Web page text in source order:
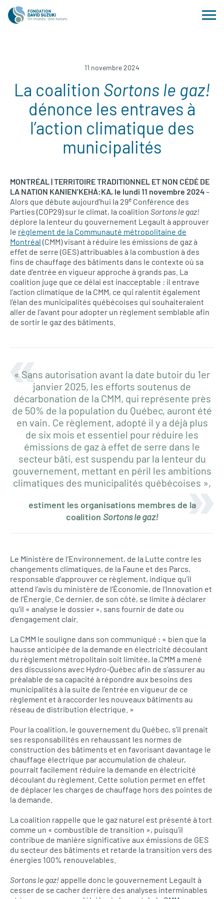
11 novembre 2024
La coalition Sortons le gaz!
dénonce les entraves à
l’action climatique des
municipalités
MONTRÉAL | TERRITOIRE TRADITIONNEL ET NON CÉDÉ DE
LA NATION KANIEN’KEHÁ:KA, le lundi 11 novembre 2024–
Alors que débute aujourd’hui la 29e Conférence des
Parties (COP29) sur le climat, la coalition Sortons le gaz!
déplore la lenteur du gouvernement Legault à approuver
le règlement de la Communauté métropolitaine de
Montréal (CMM) visant à réduire les émissions de gaz à
effet de serre (GES) attribuables à la combustion à des
fins de chauffage des bâtiments dans le contexte où sa
date d’entrée en vigueur approche à grands pas. La
coalition juge que ce délai est inacceptable : il entrave
l’action climatique de la CMM, ce qui ralentit également
l’élan des municipalités québécoises qui souhaiteraient
aller de l’avant pour adopter un règlement semblable afin
de sortir le gaz des bâtiments.
« Sans autorisation avant la date butoir du 1er
janvier 2025, les efforts soutenus de
décarbonation de la CMM, qui représente près
de 50% de la population du Québec, auront été
en vain. Ce règlement, adopté il y a déjà plus
de six mois et essentiel pour réduire les
émissions de gaz à effet de serre dans le
secteur bâti, est suspendu par la lenteur du
gouvernement, mettant en péril les ambitions
climatiques des municipalités québécoises »,
estiment les organisations membres de la
coalition Sortons le gaz!
Le Ministère de l’Environnement, de la Lutte contre les
changements climatiques, de la Faune et des Parcs,
responsable d’approuver ce règlement, indique qu’il
attend l’avis du ministère de l’Économie, de l’Innovation et
de l’Énergie. Ce dernier, de son côté, se limite à déclarer
qu’il « analyse le dossier », sans fournir de date ou
d’engagement clair.
La CMM le souligne dans son communiqué : « bien que la
hausse anticipée de la demande en électricité découlant
du règlement métropolitain soit limitée, la CMM a mené
des discussions avec Hydro-Québec afin de s’assurer au
préalable de sa capacité à répondre aux besoins des
municipalités à la suite de l’entrée en vigueur de ce
règlement et à raccorder les nouveaux bâtiments au
réseau de distribution électrique. »
Pour la coalition, le gouvernement du Québec, s’il prenait
ses responsabilités en rehaussant les normes de
construction des bâtiments et en favorisant davantage le
chauffage électrique par accumulation de chaleur,
pourrait facilement réduire la demande en électricité
découlant du règlement. Cette solution permet en effet
de déplacer les charges de chauffage hors des pointes de
la demande.
La coalition rappelle que le gaz naturel est présenté à tort
comme un « combustible de transition », puisqu’il
contribue de manière significative aux émissions de GES
du secteur des bâtiments et retarde la transition vers des
énergies 100% renouvelables.
Sortons le gaz! appelle donc le gouvernement Legault à
cesser de se cacher derrière des analyses interminables